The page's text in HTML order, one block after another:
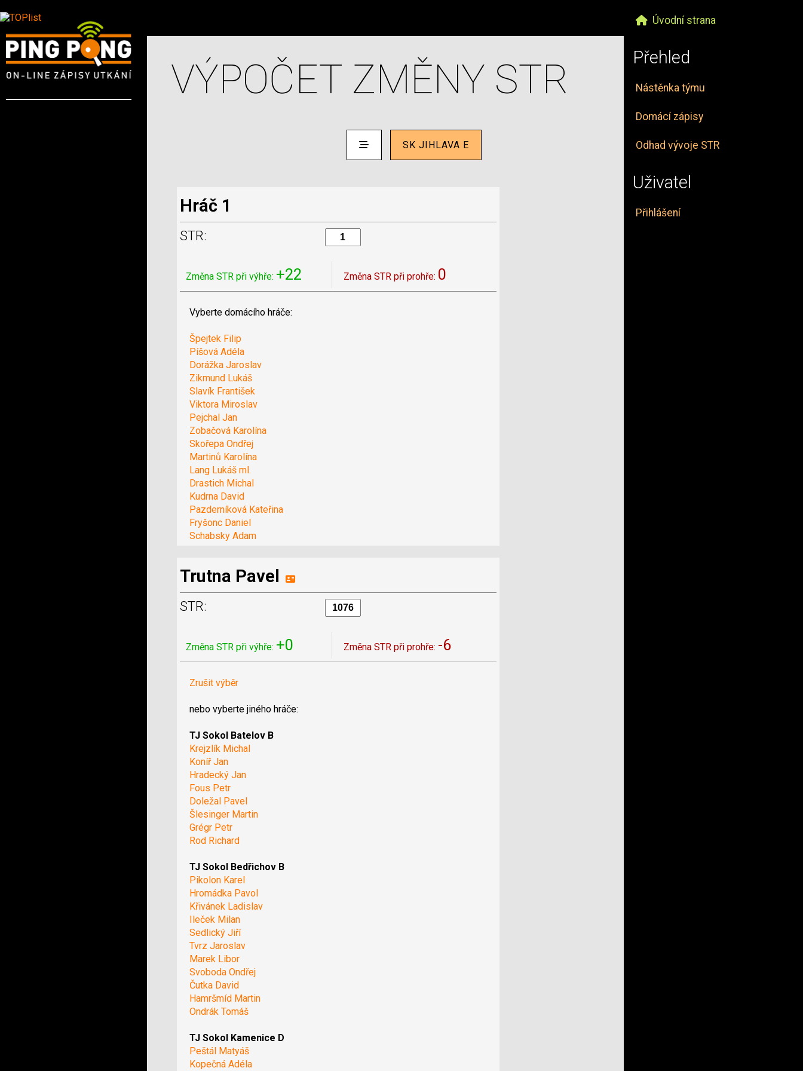
Úvodní strana
Přehled
Nástěnka týmu
Domácí zápisy
Odhad vývoje STR
Uživatel
Přihlášení
VÝPOČET ZMĚNY STR
SK JIHLAVA E
Hráč 1
STR:
Změna STR při výhře: +22 Změna STR při prohře: 0
Vyberte domácího hráče:
Špejtek Filip
Píšová Adéla
Dorážka Jaroslav
Zikmund Lukáš
Slavík František
Viktora Miroslav
Pejchal Jan
Zobačová Karolína
Skořepa Ondřej
Martinů Karolína
Lang Lukáš ml.
Drastich Michal
Kudrna David
Pazderníková Kateřina
Fryšonc Daniel
Schabsky Adam
Trutna Pavel
STR:
Změna STR při výhře: +0 Změna STR při prohře: -6
Zrušit výběr
nebo vyberte jiného hráče:
TJ Sokol Batelov B
Krejzlík Michal
Koníř Jan
Hradecký Jan
Fous Petr
Doležal Pavel
Šlesinger Martin
Grégr Petr
Rod Richard
TJ Sokol Bedřichov B
Pikolon Karel
Hromádka Pavol
Křivánek Ladislav
Ileček Milan
Sedlický Jiří
Tvrz Jaroslav
Marek Libor
Svoboda Ondřej
Čutka David
Hamršmíd Martin
Ondrák Tomáš
TJ Sokol Kamenice D
Peštál Matyáš
Kopečná Adéla